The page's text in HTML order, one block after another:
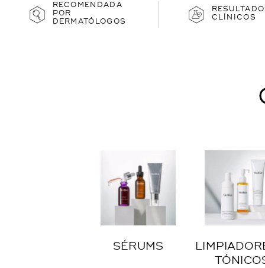
RECOMENDADA
POR
DERMATÓLOGOS
CLÍNICOS
SÉRUMS